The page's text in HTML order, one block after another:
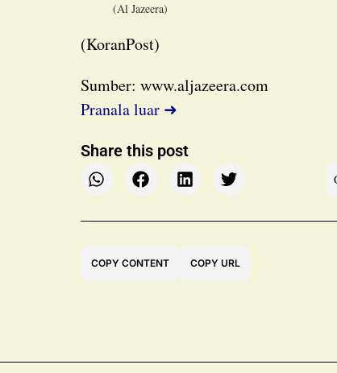
(Al Jazeera)
(KoranPost)
Sumber: www.aljazeera.com
Pranala luar ➜
Share this post
COPY CONTENT COPY URL